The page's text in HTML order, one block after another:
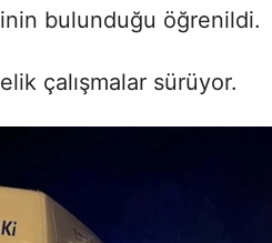
bulunduğu öğrenildi.
çalışmalar sürüyor.